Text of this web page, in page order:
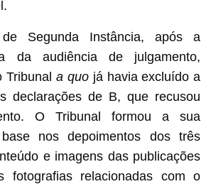
Segunda Instância, após a
da audiência de julgamento,
Tribunala quojá havia excluído a
declarações de B, que recusou
O Tribunal formou a sua
nos depoimentos dos três
e imagens das publicações
fotografias relacionadas com o